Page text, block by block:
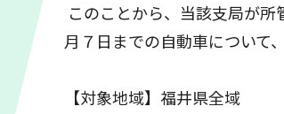
このことから、当該支局が
月７日までの自動車について
【対象地域】福井県全域